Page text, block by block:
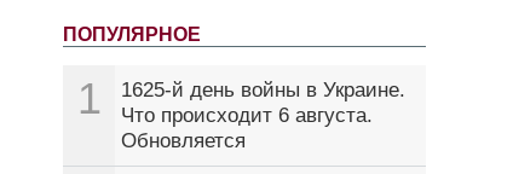
ПОПУЛЯРНОЕ
1
1625-й день войны в Украине.
Что происходит 6 августа.
Обновляется